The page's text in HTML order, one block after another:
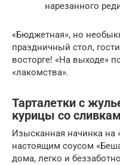
нарезанного
«Бюджетная», но
праздничный стол,
восторге! «На выходе»
«лакомства».
Тарталетки с
курицы со
Изысканная начинка на
настоящим соусом
дома, легко и